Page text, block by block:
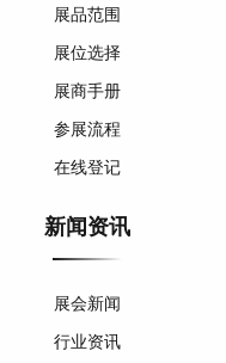
展品范围
展位选择
展商手册
参展流程
在线登记
新闻资讯
展会新闻
行业资讯